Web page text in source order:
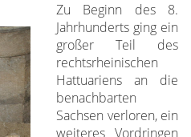
Zu Beginn des 8.
Jahrhunderts ging ein
großer Teil des
rechtsrheinischen
Hattuariens an die
benachbarten
Sachsen verloren, ein
weiteres Vordringen